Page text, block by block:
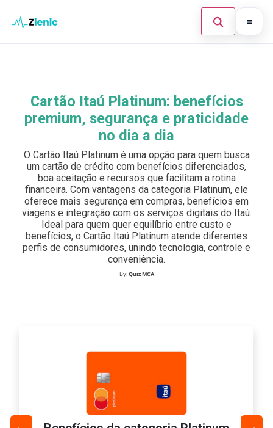
Abrir
Investimento
Legal
Buscar:
Pulsa Enter para buscar o ESC para cerrar.
Cartão Itaú Platinum: benefícios
premium, segurança e praticidade
no dia a dia
O Cartão Itaú Platinum é uma opção para quem busca
um cartão de crédito com benefícios diferenciados,
boa aceitação e recursos que facilitam a rotina
financeira. Com vantagens da categoria Platinum, ele
oferece mais segurança em compras, benefícios em
viagens e integração com os serviços digitais do Itaú.
Ideal para quem quer equilíbrio entre custo e
benefícios, o Cartão Itaú Platinum atende diferentes
perfis de consumidores, unindo tecnologia, controle e
conveniência.
By:Quiz MCA